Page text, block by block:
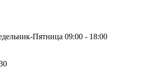
Пятница 09:00 - 18:00